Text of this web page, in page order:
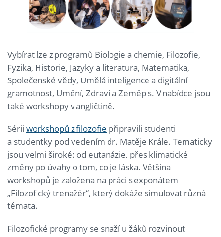
Vybírat lze z programů Biologie a chemie, Filozofie,
Fyzika, Historie, Jazyky a literatura, Matematika,
Společenské vědy, Umělá inteligence a digitální
gramotnost, Umění, Zdraví a Zeměpis. V nabídce jsou
také workshopy v angličtině.
Sérii workshopů z filozofie připravili studenti
a studentky pod vedením dr. Matěje Krále. Tematicky
jsou velmi široké: od eutanázie, přes klimatické
změny po úvahy o tom, co je láska. Většina
workshopů je založena na práci s exponátem
„Filozofický trenažér“, který dokáže simulovat různá
témata.
Filozofické programy se snaží u žáků rozvinout